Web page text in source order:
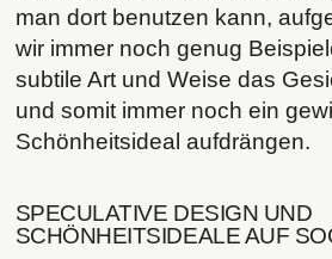
man dort benutzen kann,
wir immer noch genug
subtile Art und Weise das
und somit immer noch ein
Schönheitsideal aufdrängen.
SPECULATIVE DESIGN UND
SCHÖNHEITSIDEALE AUF